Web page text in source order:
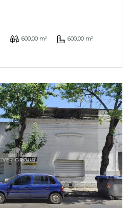
600,00 m²
600,00 m²